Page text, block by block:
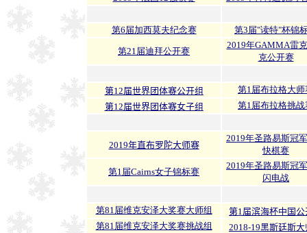
第6届加西莫夫纪念赛 第3届"读特"杯锦
第21届迪拜公开赛
2019年GAMMA雷
克公开赛
第12届世界团体赛公开组
第1届布拉格大师
第12届世界团体赛女子组
第1届布拉格挑战
2019年直布罗陀大师赛
2019年圣路易斯冠
快棋赛
第1届Cairns女子锦标赛
2019年圣路易斯冠
闪电战
第81届维克安泽大奖赛大师组
第1届滨海杯中国公
第81届维克安泽大奖赛挑战组
2018-19黑斯廷斯大